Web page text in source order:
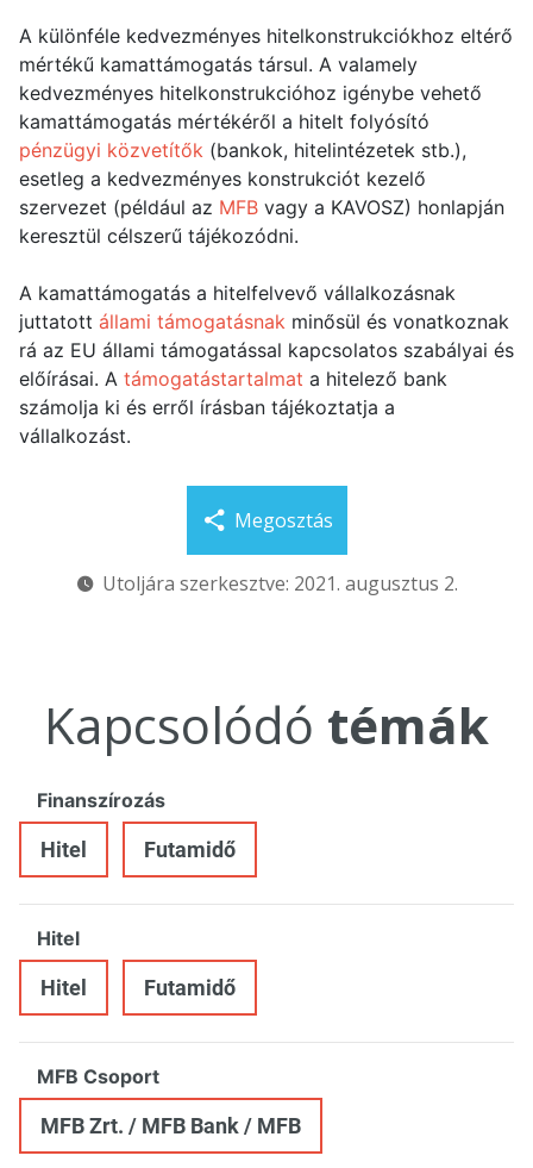
A különféle kedvezményes hitelkonstrukciókhoz eltérő
mértékű kamattámogatás társul. A valamely
kedvezményes hitelkonstrukcióhoz igénybe vehető
kamattámogatás mértékéről a hitelt folyósító
pénzügyi közvetítők (bankok, hitelintézetek stb.),
esetleg a kedvezményes konstrukciót kezelő
szervezet (például az MFB vagy a KAVOSZ) honlapján
keresztül célszerű tájékozódni.
A kamattámogatás a hitelfelvevő vállalkozásnak
juttatott állami támogatásnak minősül és vonatkoznak
rá az EU állami támogatással kapcsolatos szabályai és
előírásai. A támogatástartalmat a hitelező bank
számolja ki és erről írásban tájékoztatja a
vállalkozást.
Megosztás
Utoljára szerkesztve: 2021. augusztus 2.
Kapcsolódó témák
Finanszírozás
Hitel Futamidő
Hitel
Hitel Futamidő
MFB Csoport
MFB Zrt. / MFB Bank / MFB